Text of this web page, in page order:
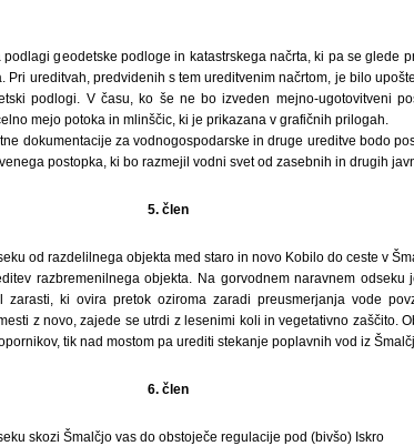
geodetske podloge in katastrskega načrta, ki pa se glede
Pri ureditvah, predvidenih s tem ureditvenim načrtom, je bilo
podlogi. V času, ko še ne bo izveden mejno-ugotovitveni
mejo potoka in mlinščic, ki je prikazana v grafičnih prilogah.
dokumentacije za vodnogospodarske in druge ureditve bodo
postopka, ki bo razmejil vodni svet od zasebnih in drugih
5. člen
od razdelilnega objekta med staro in novo Kobilo do ceste v
razbremenilnega objekta. Na gorvodnem naravnem odseku
ki ovira pretok oziroma zaradi preusmerjanja vode
z novo, zajede se utrdi z lesenimi koli in vegetativno zaščito.
tik nad mostom pa urediti stekanje poplavnih vod iz
6. člen
skozi Šmalčjo vas do obstoječe regulacije pod (bivšo) Iskro